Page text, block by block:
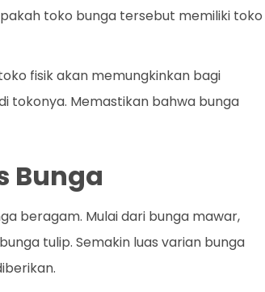
toko bunga tersebut memiliki toko
fisik akan memungkinkan bagi
tokonya. Memastikan bahwa bunga
Bunga
beragam. Mulai dari bunga mawar,
tulip. Semakin luas varian bunga